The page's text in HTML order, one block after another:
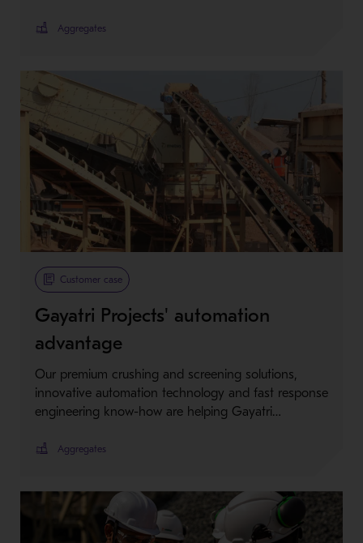
Aggregates
Customer case
Gayatri Projects' automation
advantage
Our premium crushing and screening solutions,
innovative automation technology and fast response
engineering know-how are helping Gayatri…
Aggregates